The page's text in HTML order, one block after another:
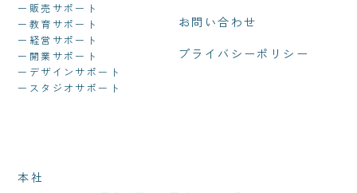
ー販売サポート
ー教育サポート
ー経営サポート
ー開業サポート
ーデザインサポート
ースタジオサポート
お問い合わせ
プライバシーポリシー
本社